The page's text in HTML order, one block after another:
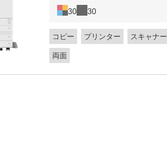
30
30
コピー プリンター スキャナー
両面